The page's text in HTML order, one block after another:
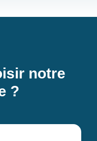
notre
?